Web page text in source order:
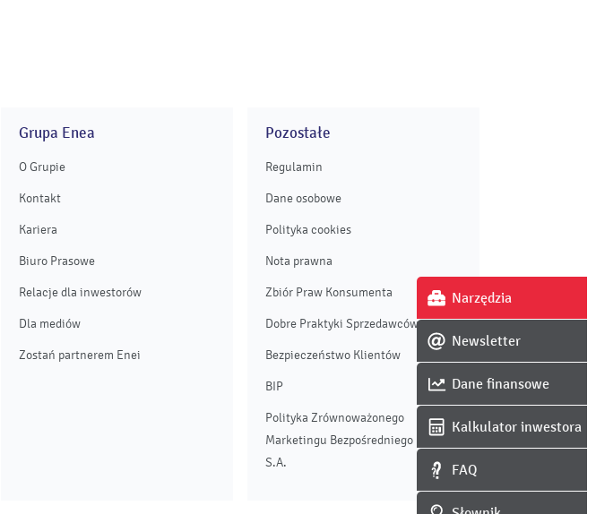
Narzędzia
Newsletter
Dane finansowe
Kalkulator inwestora
FAQ
Grupa Enea
O Grupie
Kontakt
Kariera
Biuro Prasowe
Relacje dla inwestorów
Dla mediów
Zostań partnerem Enei
Pozostałe
Regulamin
Dane osobowe
Polityka cookies
Nota prawna
Zbiór Praw Konsumenta
Dobre Praktyki Sprzedawców
Bezpieczeństwo Klientów
BIP
Polityka Zrównoważonego
Marketingu Bezpośredniego Enei
S.A.